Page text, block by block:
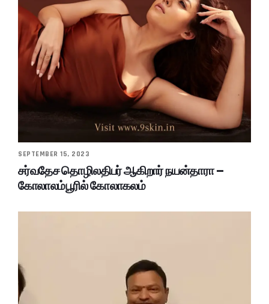
SEPTEMBER 15, 2023
சர்வதேச தொழிலதிபர் ஆகிறார் நயன்தாரா –
கோலாலம்பூரில் கோலாகலம்